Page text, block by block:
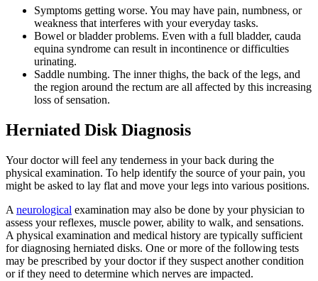
Symptoms getting worse. You may have pain, numbness, or
weakness that interferes with your everyday tasks.
Bowel or bladder problems. Even with a full bladder, cauda
equina syndrome can result in incontinence or difficulties
urinating.
Saddle numbing. The inner thighs, the back of the legs, and
the region around the rectum are all affected by this increasing
loss of sensation.
Herniated Disk Diagnosis
Your doctor will feel any tenderness in your back during the
physical examination. To help identify the source of your pain, you
might be asked to lay flat and move your legs into various positions.
A neurological examination may also be done by your physician to
assess your reflexes, muscle power, ability to walk, and sensations.
A physical examination and medical history are typically sufficient
for diagnosing herniated disks. One or more of the following tests
may be prescribed by your doctor if they suspect another condition
or if they need to determine which nerves are impacted.